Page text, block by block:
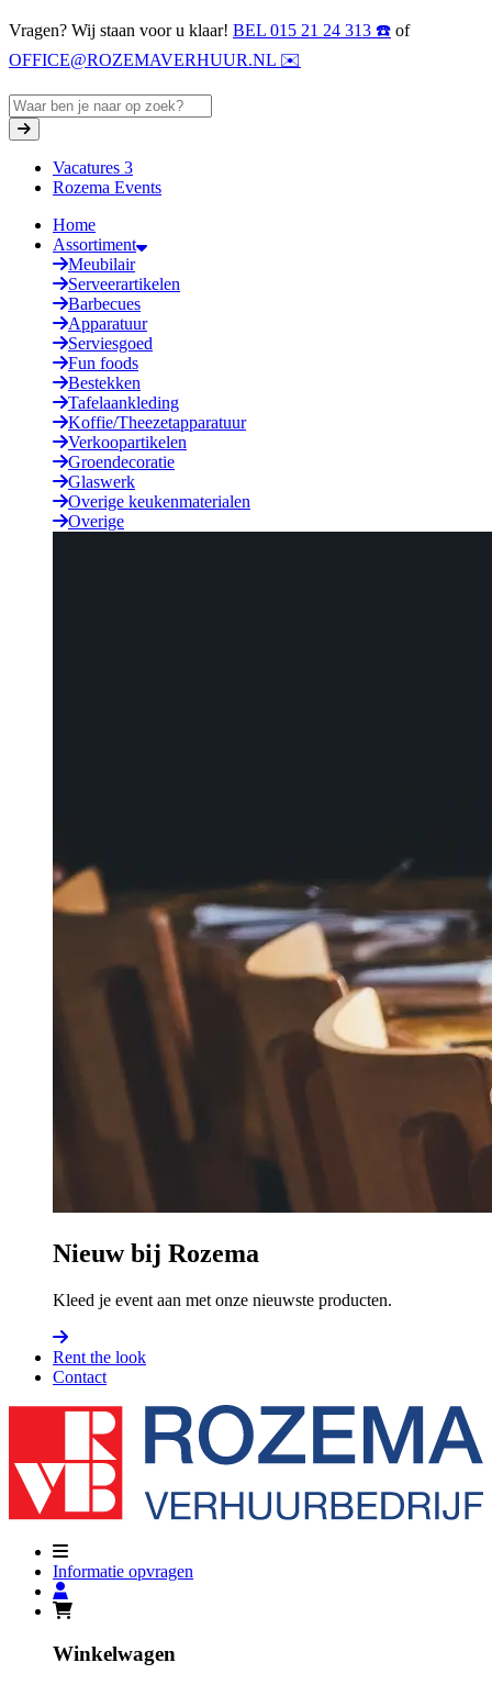
Vragen? Wij staan voor u klaar! BEL 015 21 24 313 ☎️ of
OFFICE@ROZEMAVERHUUR.NL ✉️
Vacatures 3
Rozema Events
Home
Assortiment
Meubilair
Serveerartikelen
Barbecues
Apparatuur
Serviesgoed
Fun foods
Bestekken
Tafelaankleding
Koffie/Theezetapparatuur
Verkoopartikelen
Groendecoratie
Glaswerk
Overige keukenmaterialen
Overige
Nieuw bij Rozema
Kleed je event aan met onze nieuwste producten.
Rent the look
Contact
Informatie opvragen
Winkelwagen